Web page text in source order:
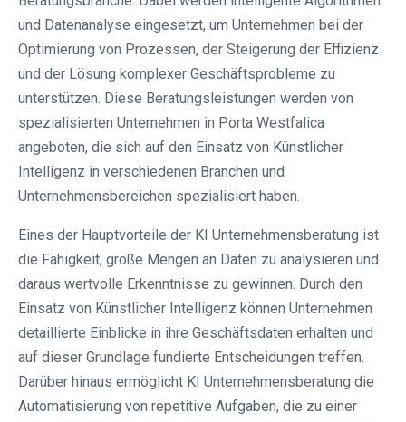
und Datenanalyse eingesetzt, um Unternehmen bei der
Optimierung von Prozessen, der Steigerung der Effizienz
und der Lösung komplexer Geschäftsprobleme zu
unterstützen. Diese Beratungsleistungen werden von
spezialisierten Unternehmen in Porta Westfalica
angeboten, die sich auf den Einsatz von Künstlicher
Intelligenz in verschiedenen Branchen und
Unternehmensbereichen spezialisiert haben.
Eines der Hauptvorteile der KI Unternehmensberatung ist
die Fähigkeit, große Mengen an Daten zu analysieren und
daraus wertvolle Erkenntnisse zu gewinnen. Durch den
Einsatz von Künstlicher Intelligenz können Unternehmen
detaillierte Einblicke in ihre Geschäftsdaten erhalten und
auf dieser Grundlage fundierte Entscheidungen treffen.
Darüber hinaus ermöglicht KI Unternehmensberatung die
Automatisierung von repetitive Aufgaben, die zu einer